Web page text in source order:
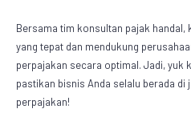
Bersama tim konsultan pajak
yang tepat dan mendukung
perpajakan secara optimal. Jadi, yuk
pastikan bisnis Anda selalu berada di
perpajakan!